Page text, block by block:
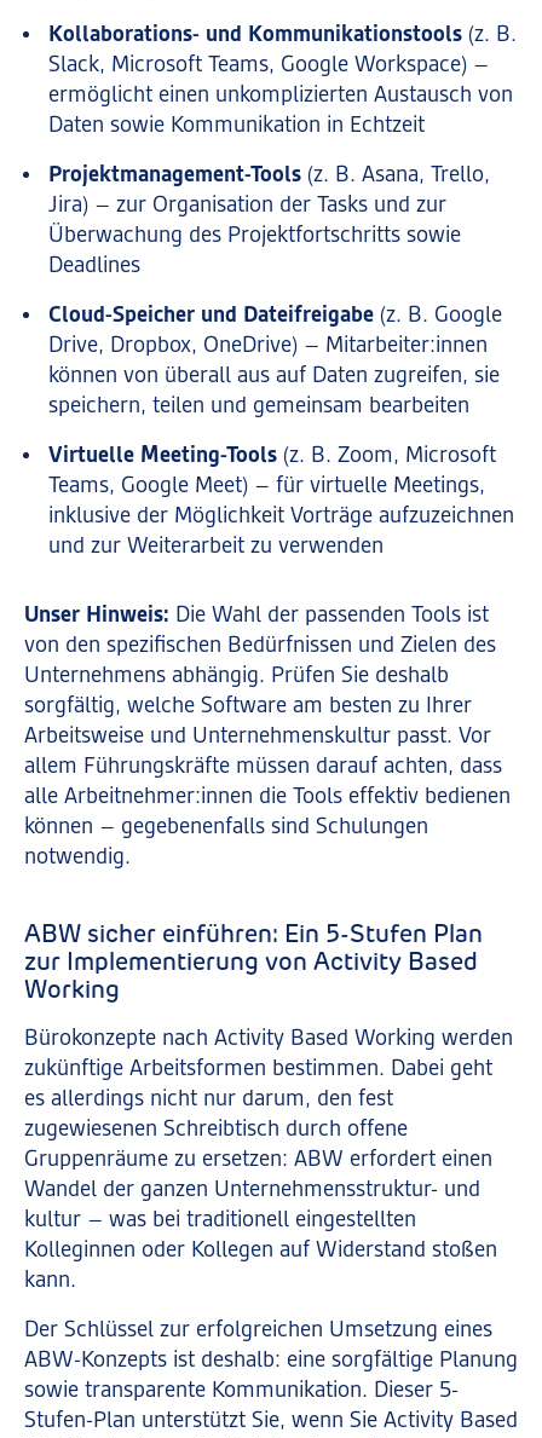
Kollaborations- und Kommunikationstools (z. B.
Slack, Microsoft Teams, Google Workspace) –
ermöglicht einen unkomplizierten Austausch von
Daten sowie Kommunikation in Echtzeit
Projektmanagement-Tools (z. B. Asana, Trello,
Jira) – zur Organisation der Tasks und zur
Überwachung des Projektfortschritts sowie
Deadlines
Cloud-Speicher und Dateifreigabe (z. B. Google
Drive, Dropbox, OneDrive) – Mitarbeiter:innen
können von überall aus auf Daten zugreifen, sie
speichern, teilen und gemeinsam bearbeiten
Virtuelle Meeting-Tools (z. B. Zoom, Microsoft
Teams, Google Meet) – für virtuelle Meetings,
inklusive der Möglichkeit Vorträge aufzuzeichnen
und zur Weiterarbeit zu verwenden
Unser Hinweis: Die Wahl der passenden Tools ist
von den spezifischen Bedürfnissen und Zielen des
Unternehmens abhängig. Prüfen Sie deshalb
sorgfältig, welche Software am besten zu Ihrer
Arbeitsweise und Unternehmenskultur passt. Vor
allem Führungskräfte müssen darauf achten, dass
alle Arbeitnehmer:innen die Tools effektiv bedienen
können – gegebenenfalls sind Schulungen
notwendig.
ABW sicher einführen: Ein 5-Stufen Plan
zur Implementierung von Activity Based
Working
Bürokonzepte nach Activity Based Working werden
zukünftige Arbeitsformen bestimmen. Dabei geht
es allerdings nicht nur darum, den fest
zugewiesenen Schreibtisch durch offene
Gruppenräume zu ersetzen: ABW erfordert einen
Wandel der ganzen Unternehmensstruktur- und
kultur – was bei traditionell eingestellten
Kolleginnen oder Kollegen auf Widerstand stoßen
kann.
Der Schlüssel zur erfolgreichen Umsetzung eines
ABW-Konzepts ist deshalb: eine sorgfältige Planung
sowie transparente Kommunikation. Dieser 5-
Stufen-Plan unterstützt Sie, wenn Sie Activity Based
Datenschutzeinstellungen
Essenziell (2)
Essenzielle Cookies ermöglichen grundlegende Funktionen und sind für die
einwandfreie Funktion der Website erforderlich.
Marketing (1)
Marketing-Cookies werden von Drittanbietern oder Publishern verwendet, um
personalisierte Werbung anzuzeigen. Sie tun dies, indem sie Besucher über
Cookie-Informationen anzeigen
Datenschutzerklärung Impressum